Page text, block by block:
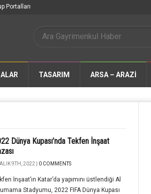
Portalları
TASARIM ARSA – ARAZİ
Dünya Kupası’nda Tekfen İnşaat
9TH, 2022 | 0 COMMENTS
İnşaat’ın Katar’da yapımını üstlendiği Al
Stadyumu, 2022 FIFA Dünya Kupası